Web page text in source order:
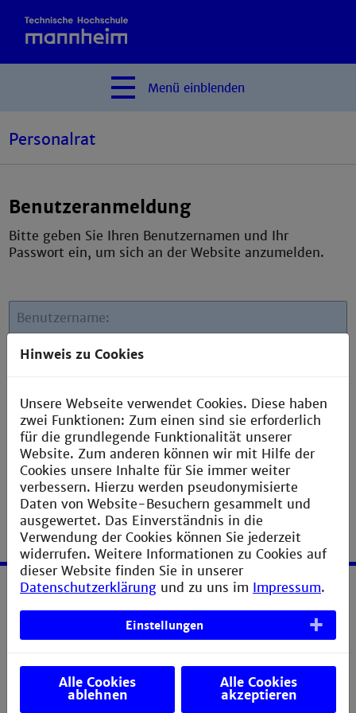
Menü einblenden
Personalrat
Benutzeranmeldung
Bitte geben Sie Ihren Benutzernamen und Ihr
Passwort ein, um sich an der Website anzumelden.
Benutzername:
Passwort:
Anmelden
Erklärung zur Barrierefreiheit
Verbesserungsvorschlag melden
Hinweis zu Cookies
Unsere Webseite verwendet Cookies. Diese haben
zwei Funktionen: Zum einen sind sie erforderlich
für die grundlegende Funktionalität unserer
Website. Zum anderen können wir mit Hilfe der
Cookies unsere Inhalte für Sie immer weiter
verbessern. Hierzu werden pseudonymisierte
Daten von Website-Besuchern gesammelt und
ausgewertet. Das Einverständnis in die
Verwendung der Cookies können Sie jederzeit
widerrufen. Weitere Informationen zu Cookies auf
dieser Website finden Sie in unserer
Datenschutzerklärung und zu uns im Impressum.
Einstellungen
Alle Cookies
ablehnen
Alle Cookies
akzeptieren